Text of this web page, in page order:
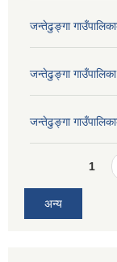
जन्तेढुङ्गा
जन्तेढुङ्गा
जन्तेढुङ्गा
Pages1
अन्य